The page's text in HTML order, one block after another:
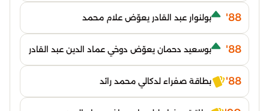
88' بولنوار عبد القادر يعوّض علام محمد
88' بوسعيد دحمان يعوّض دوخي عماد الدين عبد القادر
88' بطاقة صفراء لدكالي محمد رائد